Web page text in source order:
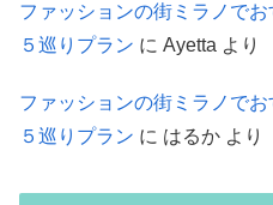
ファッションの街ミラノで
５巡りプラン に Ayetta より
ファッションの街ミラノで
５巡りプラン に はるか より